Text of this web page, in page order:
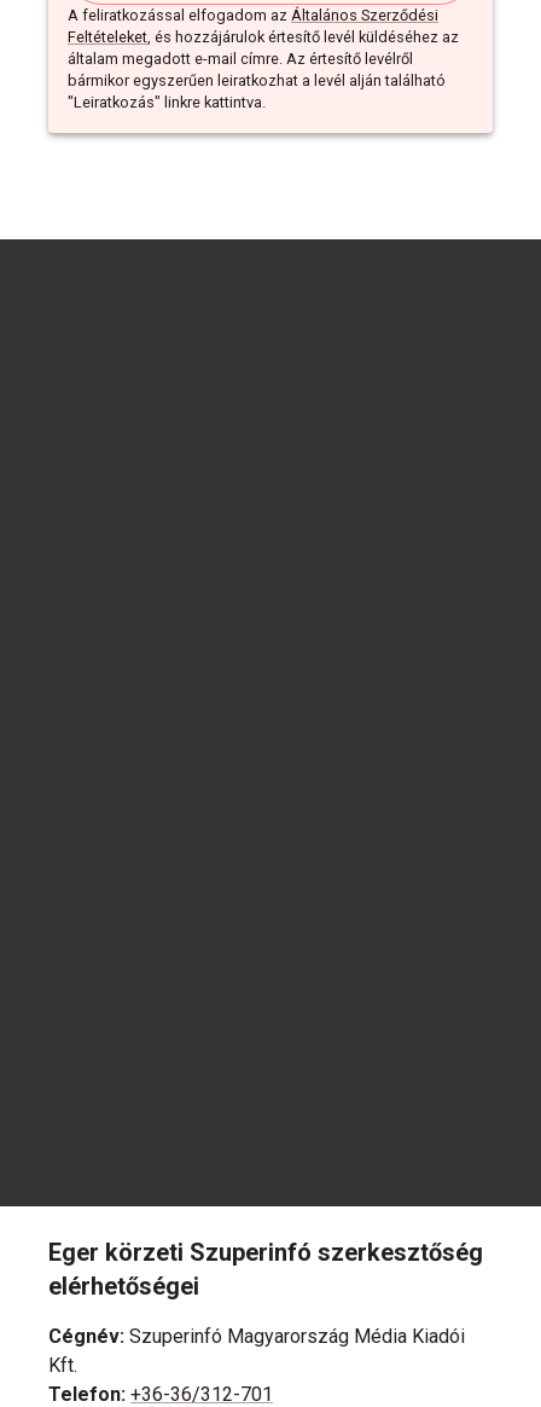
A feliratkozással elfogadom az Általános Szerződési
Feltételeket, és hozzájárulok értesítő levél küldéséhez az
általam megadott e-mail címre. Az értesítő levélről
bármikor egyszerűen leiratkozhat a levél alján található
"Leiratkozás" linkre kattintva.
Eger körzeti Szuperinfó szerkesztőség
elérhetőségei
Cégnév: Szuperinfó Magyarország Média Kiadói
Kft.
Telefon: +36-36/312-701